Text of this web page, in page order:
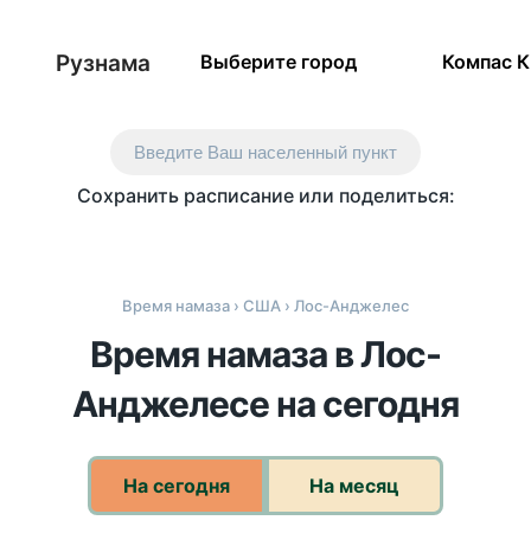
Рузнама Выберите город Компас
Введите Ваш населенный пункт
Сохранить расписание или поделиться:
Время намаза › США › Лос-Анджелес
Время намаза в Лос-
Анджелесе на сегодня
На сегодня На месяц